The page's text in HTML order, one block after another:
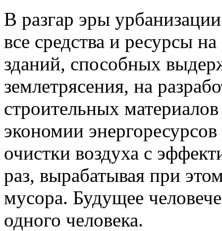
В разгар эры
все средства и ресурсы
зданий, способных
землетрясения, на
строительных
экономии
очистки воздуха с
раз, вырабатывая при
мусора. Будущее
одного человека.